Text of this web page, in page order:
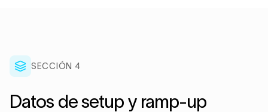
SECCIÓN 4
Datos de setup y ramp-up